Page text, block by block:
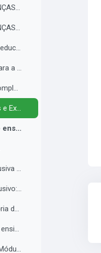
Conhecendo as DIFERENÇAS para promover a IGUALDADE com EQUIDADE.
Conhecendo as DIFERENÇAS para promover a IGUALDADE com EQUIDADE.
Quem são os alunos da educação inclusiva.
As principais barreiras para a inclusão.
Materiais para estudo complementar - Módulo 3.
Compartilhando Saberes e Experiências. 2
Módulo 4: Monitoria de ensino inclusiva no processo formativo de estudantes com Necessidades Educacionais Específicas - NEE no contexto da Educação Profissional e Tecnológica.
Monitoria de ensino inclusiva junto a estudante com Necessidades Educacionais Específicas - NEE no contexto da Educação Profissional e Tecnológica.
Monitoria de Ensino Inclusivo: Conceitos e Objetivos.
Contribuições da Monitoria de ensino inclusiva para o estudante com Necessidades Educacionais Específicas.
Glossário - Monitoria de ensino e educação inclusiva.
Materiais para estudo - Módulo 4.